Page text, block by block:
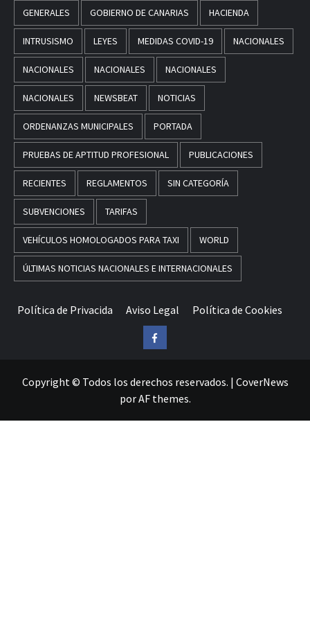
GENERALES GOBIERNO DE CANARIAS HACIENDA
INTRUSISMO LEYES MEDIDAS COVID-19 NACIONALES
NACIONALES NACIONALES NACIONALES
NACIONALES NEWSBEAT NOTICIAS
ORDENANZAS MUNICIPALES PORTADA
PRUEBAS DE APTITUD PROFESIONAL PUBLICACIONES
RECIENTES REGLAMENTOS SIN CATEGORÍA
SUBVENCIONES TARIFAS
VEHÍCULOS HOMOLOGADOS PARA TAXI WORLD
ÚLTIMAS NOTICIAS NACIONALES E INTERNACIONALES
Política de Privacida Aviso Legal Política de Cookies
Facebook
Copyright © Todos los derechos reservados. | CoverNews
por AF themes.